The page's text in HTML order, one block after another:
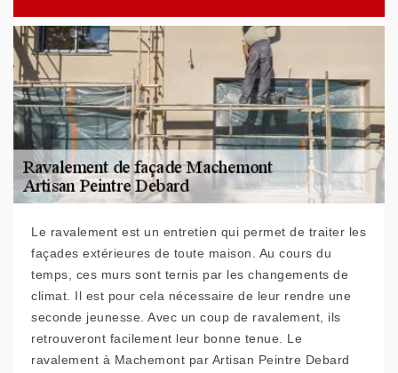
Le ravalement est un entretien qui permet de traiter les
façades extérieures de toute maison. Au cours du
temps, ces murs sont ternis par les changements de
climat. Il est pour cela nécessaire de leur rendre une
seconde jeunesse. Avec un coup de ravalement, ils
retrouveront facilement leur bonne tenue. Le
ravalement à Machemont par Artisan Peintre Debard